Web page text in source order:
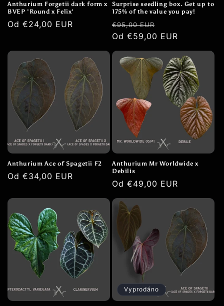
Anthurium Forgetii dark form x
BVEP 'Round x Felix'
Běžná
Od €24,00 EUR
Surprise seedling box. Get up to
175% of the value you pay!
Běžná
cena
€95,00 EUR
cena
Od €59,00 EUR
Anthurium Ace of Spagetii F2
Běžná
Od €34,00 EUR
Anthurium Mr Worldwide x
Debilis
Běžná
cena
Od €49,00 EUR
Vyprodáno